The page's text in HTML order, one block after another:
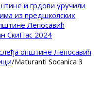
и грдови уручили
из предшколских
Лепосавић
СкиПас 2024
/Maturanti Socanica 3